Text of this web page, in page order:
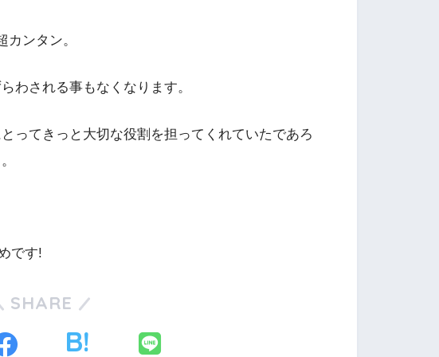
ンタン。
わされる事もなくなります。
ってきっと大切な役割を担ってくれていたであろ
です!
SHARE